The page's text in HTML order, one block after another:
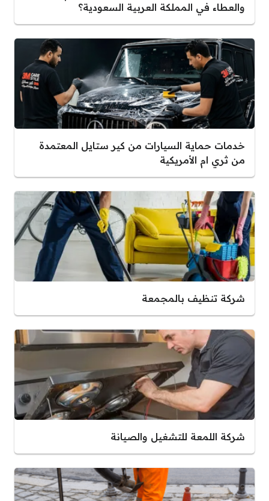
والعطاء في المملكة العربية السعودية؟
خدمات حماية السيارات من كير ستايل المعتمدة
من ثري ام الأمريكية
شركة تنظيف بالمجمعة
شركة اللمعة للتشغيل والصيانة